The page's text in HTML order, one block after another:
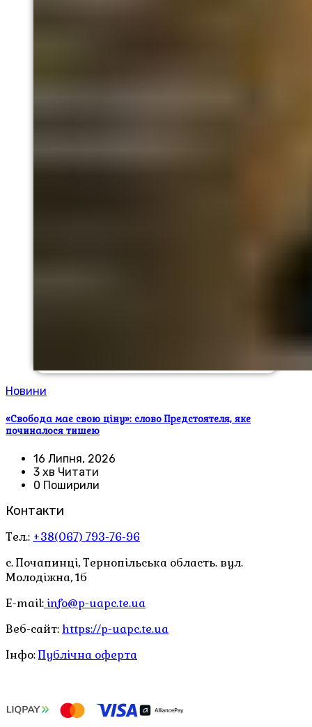
Новини
«Свобода має свою ціну»: слово Предстоятеля, яке
починалося тишею
16 Липня, 2026
3 хв Читати
0 Поширили
Контакти
Тел.: +38(067) 793-76-96
с. Почапинці, Тернопільська область. вул.
Молодіжна, 1б
E-mail: info@p-uapc.te.ua
Веб-сайт: https://p-uapc.te.ua
Інфо:Публічна оферта